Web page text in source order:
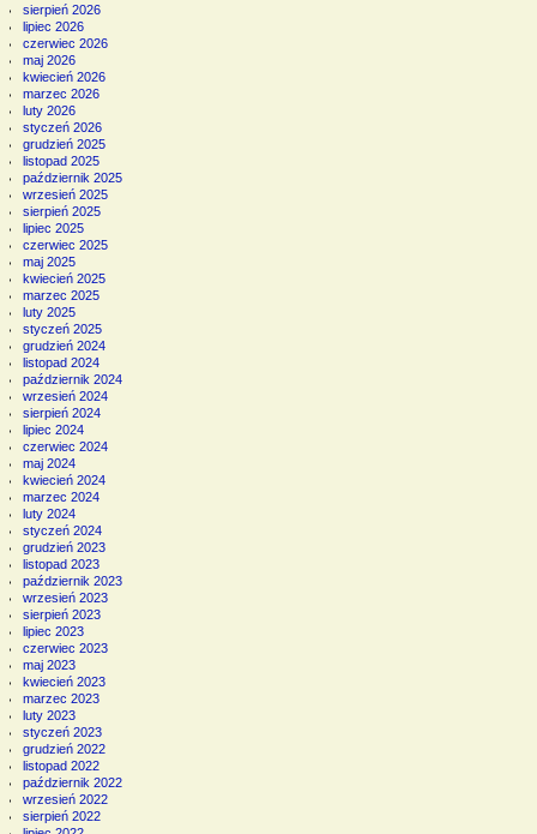
sierpień 2026
lipiec 2026
czerwiec 2026
maj 2026
kwiecień 2026
marzec 2026
luty 2026
styczeń 2026
grudzień 2025
listopad 2025
październik 2025
wrzesień 2025
sierpień 2025
lipiec 2025
czerwiec 2025
maj 2025
kwiecień 2025
marzec 2025
luty 2025
styczeń 2025
grudzień 2024
listopad 2024
październik 2024
wrzesień 2024
sierpień 2024
lipiec 2024
czerwiec 2024
maj 2024
kwiecień 2024
marzec 2024
luty 2024
styczeń 2024
grudzień 2023
listopad 2023
październik 2023
wrzesień 2023
sierpień 2023
lipiec 2023
czerwiec 2023
maj 2023
kwiecień 2023
marzec 2023
luty 2023
styczeń 2023
grudzień 2022
listopad 2022
październik 2022
wrzesień 2022
sierpień 2022